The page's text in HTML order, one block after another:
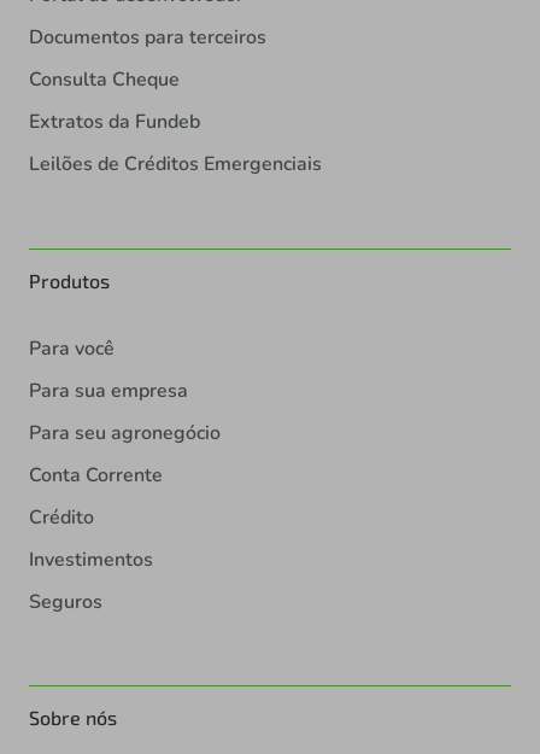
Documentos para terceiros
Consulta Cheque
Extratos da Fundeb
Leilões de Créditos Emergenciais
Produtos
Para você
Para sua empresa
Para seu agronegócio
Conta Corrente
Crédito
Investimentos
Seguros
Sobre nós